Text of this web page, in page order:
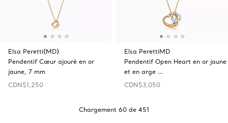
Elsa Peretti(MD)
Pendentif Cœur ajouré en or
jaune, 7 mm
CDN$1,250
Elsa PerettiMD
Pendentif Open Heart en or jaune
et en arge …
CDN$3,050
Chargement 60 de 451